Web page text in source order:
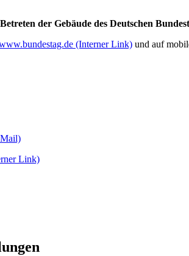
der Gebäude des Deutschen
(Interner Link) und auf
Link)